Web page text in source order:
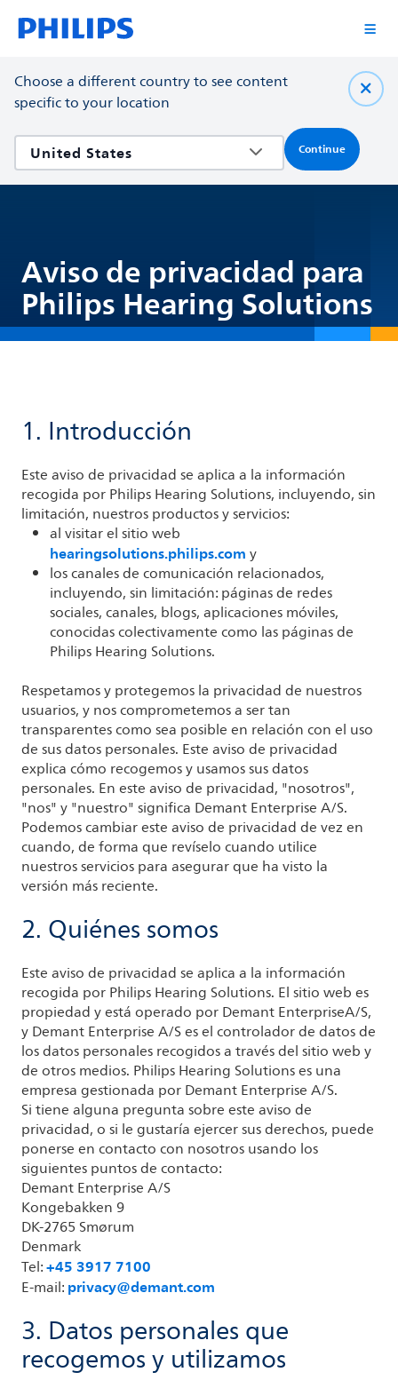
Choose a different country to see content
specific to your location
Continue
Aviso de privacidad para
Philips Hearing Solutions
1. Introducción
Este aviso de privacidad se aplica a la información
recogida por Philips Hearing Solutions, incluyendo, sin
limitación, nuestros productos y servicios:
al visitar el sitio web
hearingsolutions.philips.comy
los canales de comunicación relacionados,
incluyendo, sin limitación: páginas de redes
sociales, canales, blogs, aplicaciones móviles,
conocidas colectivamente como las páginas de
Philips Hearing Solutions.
Respetamos y protegemos la privacidad de nuestros
usuarios, y nos comprometemos a ser tan
transparentes como sea posible en relación con el uso
de sus datos personales. Este aviso de privacidad
explica cómo recogemos y usamos sus datos
personales. En este aviso de privacidad, "nosotros",
"nos" y "nuestro" significa Demant Enterprise A/S.
Podemos cambiar este aviso de privacidad de vez en
cuando, de forma que revíselo cuando utilice
nuestros servicios para asegurar que ha visto la
versión más reciente.
2. Quiénes somos
Este aviso de privacidad se aplica a la información
recogida por Philips Hearing Solutions. El sitio web es
propiedad y está operado por Demant EnterpriseA/S,
y Demant Enterprise A/S es el controlador de datos de
los datos personales recogidos a través del sitio web y
de otros medios. Philips Hearing Solutions es una
empresa gestionada por Demant Enterprise A/S.
Si tiene alguna pregunta sobre este aviso de
privacidad, o si le gustaría ejercer sus derechos, puede
ponerse en contacto con nosotros usando los
siguientes puntos de contacto:
Demant Enterprise A/S
Kongebakken 9
DK-2765 Smørum
Denmark
Tel:+45 3917 7100
E-mail:privacy@demant.com
3. Datos personales que
recogemos y utilizamos